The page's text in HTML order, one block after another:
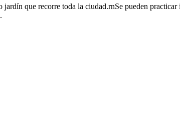
que recorre toda la ciudad.rnSe pueden